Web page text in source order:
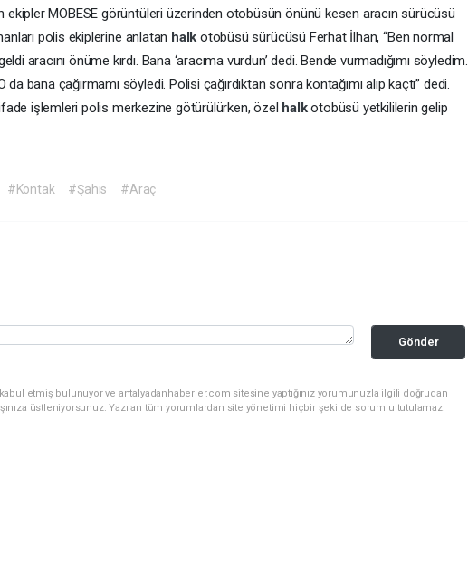
ekipler MOBESE görüntüleri üzerinden otobüsün önünü kesen aracın sürücüsü
polis ekiplerine anlatan halkotobüsü sürücüsü Ferhat İlhan, “Ben normal
aracını önüme kırdı. Bana ‘aracıma vurdun’ dedi. Bende vurmadığımı söyledim.
da bana çağırmamı söyledi. Polisi çağırdıktan sonra kontağımı alıp kaçtı” dedi.
işlemleri polis merkezine götürülürken, özel halkotobüsü yetkililerin gelip
#Kontak #Şahıs #Araç
Gönder
kabul etmiş bulunuyor ve antalyadanhaberler.com sitesine yaptığınız yorumunuzla ilgili doğrudan
üstleniyorsunuz. Yazılan tüm yorumlardan site yönetimi hiçbir şekilde sorumlu tutulamaz.